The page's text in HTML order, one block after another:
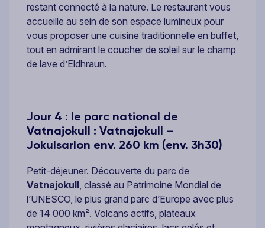
restant connecté à la nature. Le restaurant vous
accueille au sein de son espace lumineux pour
vous proposer une cuisine traditionnelle en buffet,
tout en admirant le coucher de soleil sur le champ
de lave d’Eldhraun.
Jour 4 : le parc national de
Vatnajokull : Vatnajokull –
Jokulsarlon env. 260 km (env. 3h30)
Petit-déjeuner. Découverte du parc de
Vatnajokull, classé au Patrimoine Mondial de
l’UNESCO, le plus grand parc d’Europe avec plus
de 14 000 km². Volcans actifs, plateaux